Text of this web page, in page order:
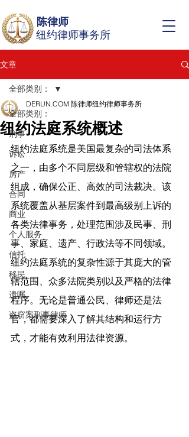
纽约律师事务所
陈律师
文章
全部类别：
刑事
诉讼
房产
合同
商业
个人服务
信托
移民
遗嘱
盗窃案刑事律师
全部类别：
纽约法庭系统概述
DERUN.COM 陈律师纽约律师事务所
纽约法庭系统是美国最复杂的司法体系
之一，由多个不同层级和管辖权的法院
组成，确保公正、高效的司法裁决。该
系统覆盖从基层案件到最高级别上诉的
各类法律事务，处理范围涉及民事、刑
事、家庭、遗产、行政法等不同领域。
纽约法庭系统的复杂性源于其庞大的管
辖范围、众多法院类别以及严格的法律
程序。无论是普通公民、律师还是法
官，都需要深入了解其结构和运行方
式，才能有效利用法律资源。